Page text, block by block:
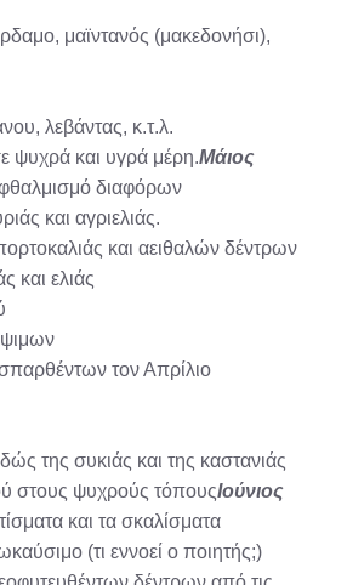
μαϊντανός (μακεδονήσι),
λεβάντας, κ.τ.λ.
ψυχρά και υγρά μέρη.Μάιος
διαφόρων
και αγριελιάς.
και αειθαλών δέντρων
και ελιάς
τον Απρίλιο
της συκιάς και της καστανιάς
στους ψυχρούς τόπουςΙούνιος
και τα σκαλίσματα
(τι εννοεί ο ποιητής;)